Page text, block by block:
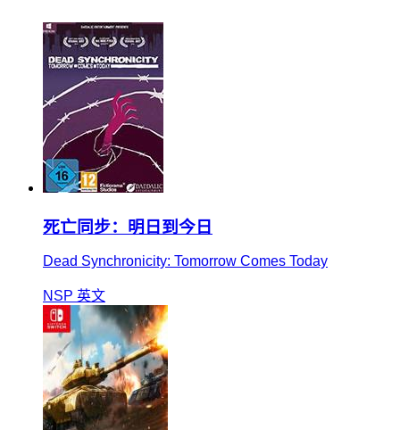
死亡同步：明日到今日
Dead Synchronicity: Tomorrow Comes Today
NSP 英文